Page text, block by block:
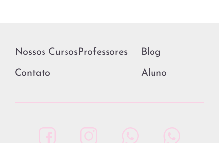
Nossos CursosProfessores Blog
Contato Aluno